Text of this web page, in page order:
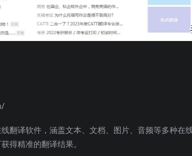
翻译软件，涵盖文本、文档、图片、音频等多种在
得精准的翻译结果。